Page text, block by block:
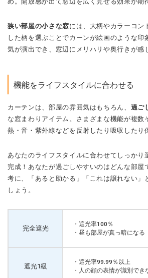
狭い部屋の小さな窓には、大柄やカラーコン
した柄を選ぶことでカーンが絵画のような印
気が演出でき、窓辺にメリハリや奥行きが感
機能をライフスタイルに合わせる
カーテンは、部屋の雰囲気はもちろん、 過ご
な窓まわりアイテム。さまざまな機能が複数
熱・音・紫外線などを反射したり吸収したり
あなたのライフスタイルに合わせてしっかり
完成！あなたが過ごしやすいのはどんな部屋
考に、「あると助かる」「これは譲れない」
しょう。
完全遮光
・遮光率100％
・昼も部屋が真っ暗になる
遮光1級
・遮光率99.99％以上
・人の顔の表情が識別でき